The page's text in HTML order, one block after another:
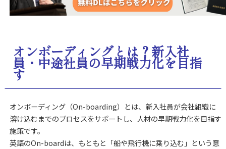
オンボーディングとは？新入社
員・中途社員の早期戦力化を目指
す
オンボーディング（On-boarding）とは、新入社員が会社組織に
溶け込むまでのプロセスをサポートし、人材の早期戦力化を目指す
施策です。
英語のOn-boardは、もともと「船や飛行機に乗り込む」という意